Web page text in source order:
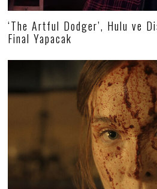
‘The Artful Dodger’, Hulu ve
Final Yapacak